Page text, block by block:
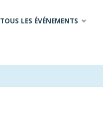
TOUS LES ÉVÉNEMENTS